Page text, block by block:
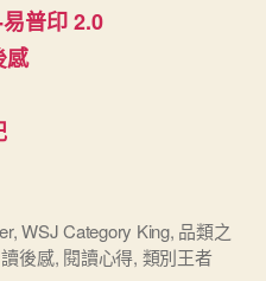
普印 2.0
感
,WSJ Category King, 品類之
讀後感, 閱讀心得, 類別王者